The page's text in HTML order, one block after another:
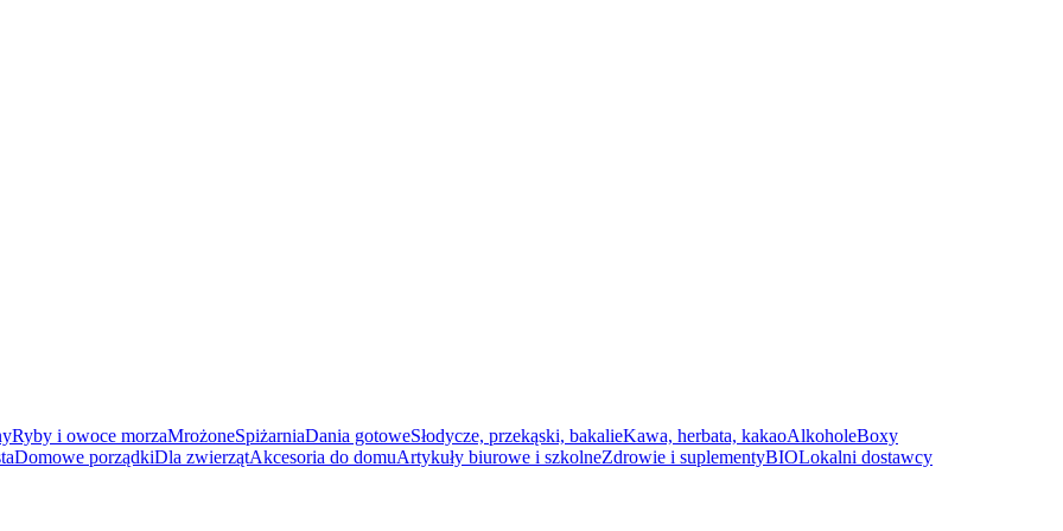
Ryby i owoce morzaMrożoneSpiżarniaDania gotoweSłodycze, przekąski, bakalieKawa, herbata, kakaoAlkoholeBoxy
Domowe porządkiDla zwierzątAkcesoria do domuArtykuły biurowe i szkolneZdrowie i suplementyBIOLokalni dostawcy